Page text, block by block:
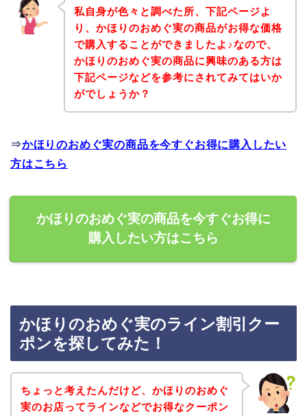
私自身が色々と調べた所、下記ページよ
り、かほりのおめぐ実の商品がお得な価格
で購入することができましたよ♪なので、
かほりのおめぐ実の商品に興味のある方は
下記ページなどを参考にされてみてはいか
がでしょうか？
⇒かほりのおめぐ実の商品を今すぐお得に購入したい
方はこちら
かほりのおめぐ実の商品を今すぐお得に
購入したい方はこちら
かほりのおめぐ実のライン割引クー
ポンを探してみた！
ちょっと考えたんだけど、かほりのおめぐ
実のお店ってラインなどでお得なクーポン